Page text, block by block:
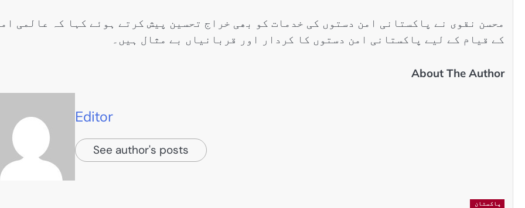
محسن نقوی نے پاکستانی امن دستوں کی خدمات کو بھی خراج تحسین پیش کرتے ہوئے کہا کہ عالمی
کے قیام کے لیے پاکستانی امن دستوں کا کردار اور قربانیاں بے مثال ہیں۔
About The Author
Editor
See author's posts
پاکستان